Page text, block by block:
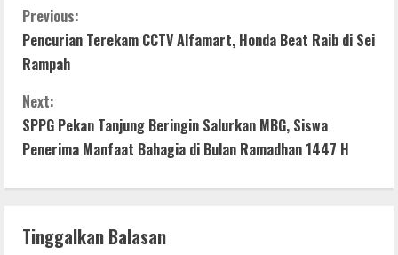
C
o
n
t
u
Previous:
Pencurian Terekam CCTV Alfamart, Honda Beat Raib di Sei
Rampah
Next:
SPPG Pekan Tanjung Beringin Salurkan MBG, Siswa
Penerima Manfaat Bahagia di Bulan Ramadhan 1447 H
Tinggalkan Balasan